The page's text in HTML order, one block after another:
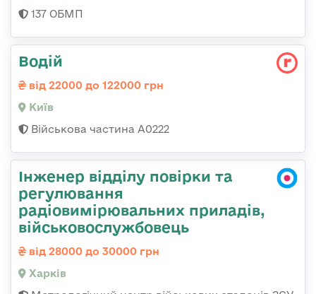
137 ОБМП
Водій
від 22000 до 122000 грн
Київ
Військова частина А0222
Інженер відділу повірки та
регулювання
радіовимірювальних приладів,
військовослужбовець
від 28000 до 30000 грн
Харків